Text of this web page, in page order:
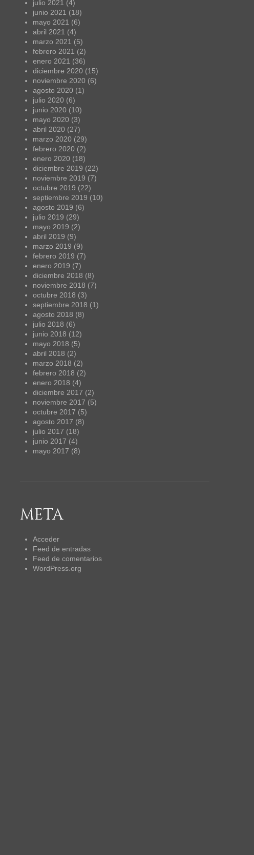
julio 2021 (4)
junio 2021 (18)
mayo 2021 (6)
abril 2021 (4)
marzo 2021 (5)
febrero 2021 (2)
enero 2021 (36)
diciembre 2020 (15)
noviembre 2020 (6)
agosto 2020 (1)
julio 2020 (6)
junio 2020 (10)
mayo 2020 (3)
abril 2020 (27)
marzo 2020 (29)
febrero 2020 (2)
enero 2020 (18)
diciembre 2019 (22)
noviembre 2019 (7)
octubre 2019 (22)
septiembre 2019 (10)
agosto 2019 (6)
julio 2019 (29)
mayo 2019 (2)
abril 2019 (9)
marzo 2019 (9)
febrero 2019 (7)
enero 2019 (7)
diciembre 2018 (8)
noviembre 2018 (7)
octubre 2018 (3)
septiembre 2018 (1)
agosto 2018 (8)
julio 2018 (6)
junio 2018 (12)
mayo 2018 (5)
abril 2018 (2)
marzo 2018 (2)
febrero 2018 (2)
enero 2018 (4)
diciembre 2017 (2)
noviembre 2017 (5)
octubre 2017 (5)
agosto 2017 (8)
julio 2017 (18)
junio 2017 (4)
mayo 2017 (8)
META
Acceder
Feed de entradas
Feed de comentarios
WordPress.org